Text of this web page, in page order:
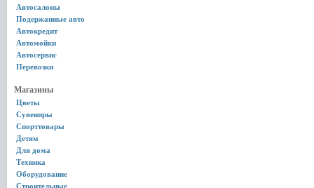
Автосалоны
Подержанные авто
Автокредит
Автомойки
Автосервис
Перевозки
Магазины
Цветы
Сувениры
Спорттовары
Детям
Для дома
Техника
Оборудование
Строительные